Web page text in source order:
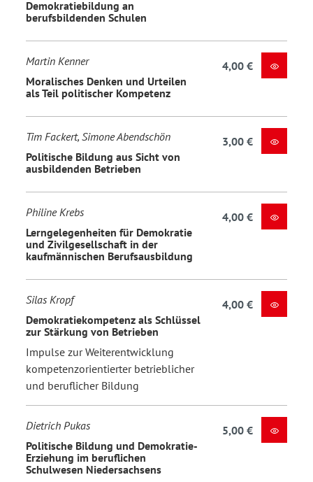
Demokratiebildung an
berufsbildenden Schulen
Martin Kenner
Moralisches Denken und Urteilen
als Teil politischer Kompetenz
4,00 €
Tim Fackert, Simone Abendschön
Politische Bildung aus Sicht von
ausbildenden Betrieben
3,00 €
Philine Krebs
Lerngelegenheiten für Demokratie
und Zivilgesellschaft in der
kaufmännischen Berufsausbildung
4,00 €
Silas Kropf
Demokratiekompetenz als Schlüssel
zur Stärkung von Betrieben
Impulse zur Weiterentwicklung
kompetenzorientierter betrieblicher
und beruflicher Bildung
4,00 €
Dietrich Pukas
Politische Bildung und Demokratie-
Erziehung im beruflichen
Schulwesen Niedersachsens
5,00 €